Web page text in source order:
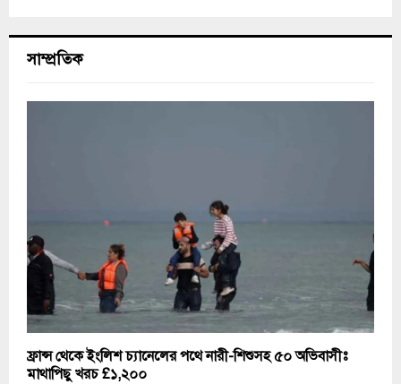
সাম্প্রতিক
ফ্রান্স থেকে ইংলিশ চ্যানেলের পথে নারী-শিশুসহ ৫০ অভিবাসীঃ
মাথাপিছু খরচ £১,২০০